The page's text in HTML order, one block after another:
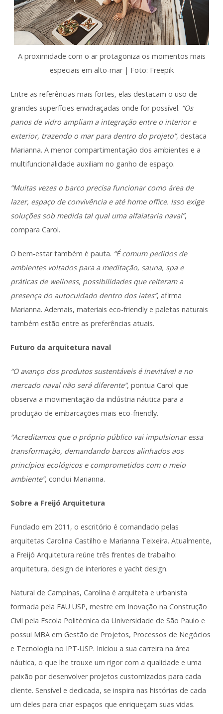
A proximidade com o ar protagoniza os momentos mais
especiais em alto-mar | Foto: Freepik
Entre as referências mais fortes, elas destacam o uso de
grandes superfícies envidraçadas onde for possível. “Os
panos de vidro ampliam a integração entre o interior e
exterior, trazendo o mar para dentro do projeto”, destaca
Marianna. A menor compartimentação dos ambientes e a
multifuncionalidade auxiliam no ganho de espaço.
“Muitas vezes o barco precisa funcionar como área de
lazer, espaço de convivência e até home office. Isso exige
soluções sob medida tal qual uma alfaiataria naval”,
compara Carol.
O bem-estar também é pauta. “É comum pedidos de
ambientes voltados para a meditação, sauna, spa e
práticas de wellness, possibilidades que reiteram a
presença do autocuidado dentro dos iates”, afirma
Marianna. Ademais, materiais eco-friendly e paletas naturais
também estão entre as preferências atuais.
Futuro da arquitetura naval
“O avanço dos produtos sustentáveis é inevitável e no
mercado naval não será diferente”, pontua Carol que
observa a movimentação da indústria náutica para a
produção de embarcações mais eco-friendly.
“Acreditamos que o próprio público vai impulsionar essa
transformação, demandando barcos alinhados aos
princípios ecológicos e comprometidos com o meio
ambiente”, conclui Marianna.
Sobre a Freijó Arquitetura
Fundado em 2011, o escritório é comandado pelas
arquitetas Carolina Castilho e Marianna Teixeira. Atualmente,
a Freijó Arquitetura reúne três frentes de trabalho:
arquitetura, design de interiores e yacht design.
Natural de Campinas, Carolina é arquiteta e urbanista
formada pela FAU USP, mestre em Inovação na Construção
Civil pela Escola Politécnica da Universidade de São Paulo e
possui MBA em Gestão de Projetos, Processos de Negócios
e Tecnologia no IPT-USP. Iniciou a sua carreira na área
náutica, o que lhe trouxe um rigor com a qualidade e uma
paixão por desenvolver projetos customizados para cada
cliente. Sensível e dedicada, se inspira nas histórias de cada
um deles para criar espaços que enriqueçam suas vidas.